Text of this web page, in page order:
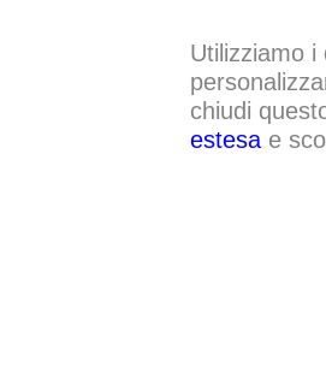
Utilizziamo
chiudi
estesae